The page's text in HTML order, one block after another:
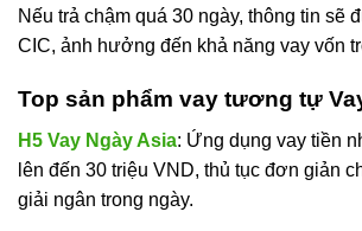
Nếu trả chậm quá 30 ngày, thông tin sẽ
CIC, ảnh hưởng đến khả năng vay vốn
Top sản phẩm vay tương tự
H5 Vay Ngày Asia: Ứng dụng vay tiền
lên đến 30 triệu VND, thủ tục đơn giản
giải ngân trong ngày.